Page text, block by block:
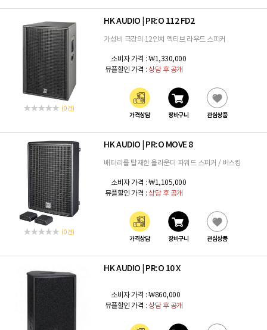
(0 건)
HK AUDIO PR:O 112 FD2
가성비 극강의 12인치 엑티브 라우드 스피커
소비자 가격 : ₩1,330,000
뮤플할인 가격 : 상담 후 공개
가격상담 장바구니 관심상품
(0 건)
HK AUDIO PR:O MOVE 8
배터리를 탑재한 올라운더 파워드 스피커 / 버스킹
소비자 가격 : ₩1,105,000
뮤플할인 가격 : 상담 후 공개
가격상담 장바구니 관심상품
HK AUDIO PR:O 10 X
소비자 가격 : ₩860,000
뮤플할인 가격 : 상담 후 공개